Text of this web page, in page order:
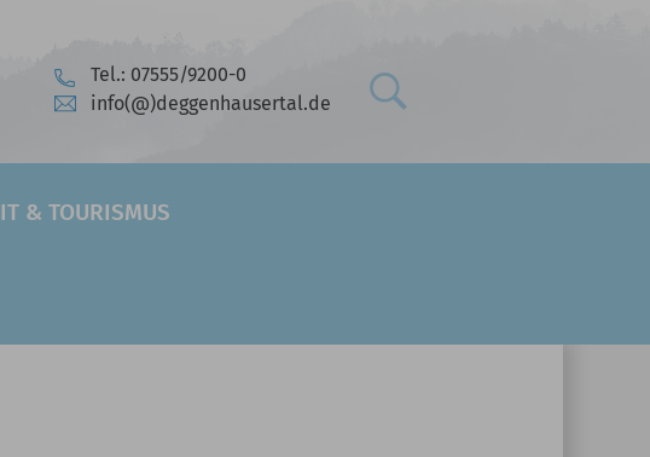
Tel.: 07555/9200-0
info(@)deggenhausertal.de
& TOURISMUS